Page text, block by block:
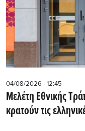
04/08/2026 - 12:45
Μελέτη Εθνικής
κρατούν τις